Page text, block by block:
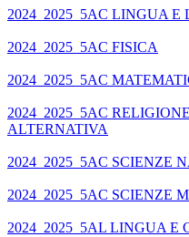
2024_2025_5AC LINGUA
2024_2025_5AC FISICA
2024_2025_5AC
2024_2025_5AC
ALTERNATIVA
2024_2025_5AC SCIENZE
2024_2025_5AC SCIENZE
2024_2025_5AL LINGUA E